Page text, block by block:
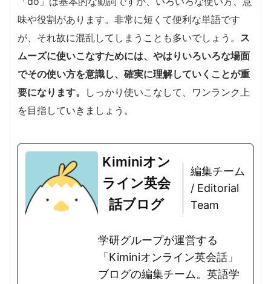
味や役割があります。非常に短くて便利な単語です
が、それ故に混乱してしまうことも多いでしょう。 ス
ムーズに使いこなすためには、やはりいろいろな場面
でその使い方を意識し、確実に理解していくことが重
要になります。
しっかり使いこなして、ワンランク上
を目指していきましょう。
Kiminiオン
ライン英会
話ブログ
編集チーム
/ Editorial
Team
学研グループが運営する
「Kiminiオンライン英会話」
ブログの編集チーム。英語学